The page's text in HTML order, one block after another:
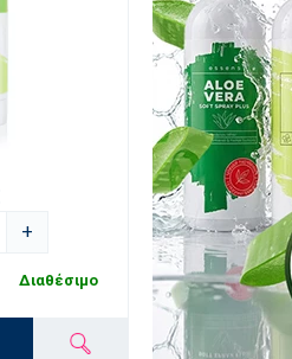
+
Διαθέσιμο